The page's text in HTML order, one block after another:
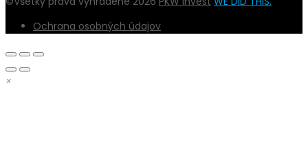
Ochrana osobných údajov
×